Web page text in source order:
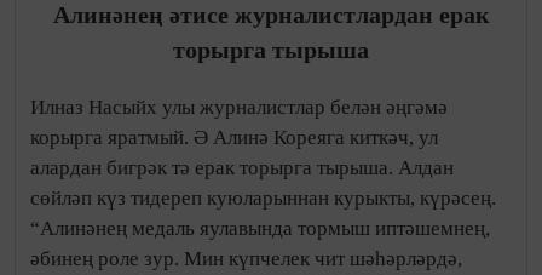
Алинәнең әтисе журналистлардан ерак
торырга тырыша
Илназ Насыйх улы журналистлар белән әңгәмә
корырга яратмый. Ә Алинә Кореяга киткәч, ул
алардан бигрәк тә ерак торырга тырыша. Алдан
сөйләп күз тидереп куюларыннан курыкты, күрәсең.
“Алинәнең медаль яулавында тормыш иптәшемнең,
әбинең роле зур. Мин күпчелек чит шәһәрләрдә,